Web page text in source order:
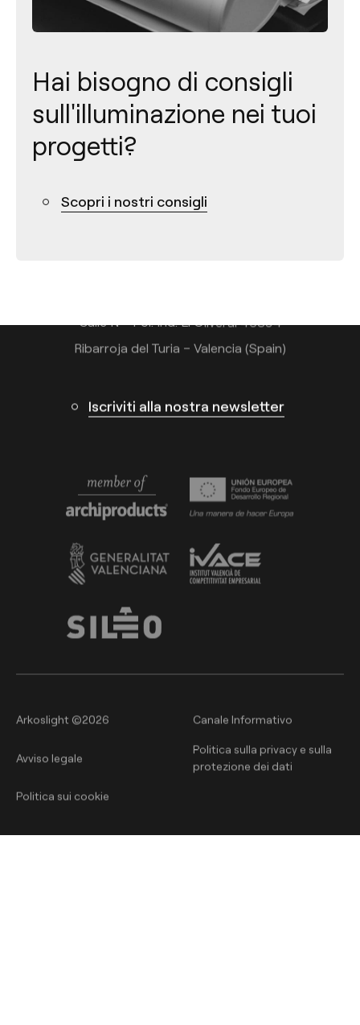
Hai bisogno di consigli
sull'illuminazione nei tuoi
progetti?
Scopri i nostri consigli
Calle N – Pol. Ind. El Oliveral 46394
Ribarroja del Turia – Valencia (Spain)
Iscriviti alla nostra newsletter
Arkoslight ©2026 Canale Informativo
Avviso legale
Politica sulla privacy e sulla
protezione dei dati
Politica sui cookie